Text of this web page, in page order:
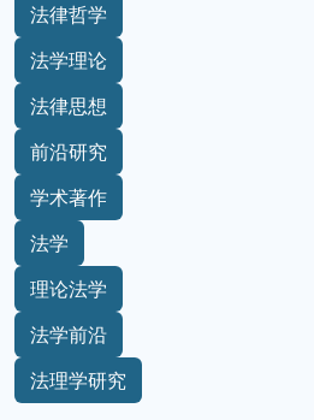
法律哲学
法学理论
法律思想
前沿研究
学术著作
法学
理论法学
法学前沿
法理学研究